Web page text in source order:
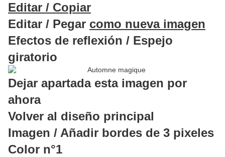
Editar / Copiar
Editar / Pegar como nueva imagen
Efectos de reflexión / Espejo
giratorio
Dejar apartada esta imagen por
ahora
Volver al diseño principal
Imagen / Añadir bordes de 3 pixeles
Color n°1